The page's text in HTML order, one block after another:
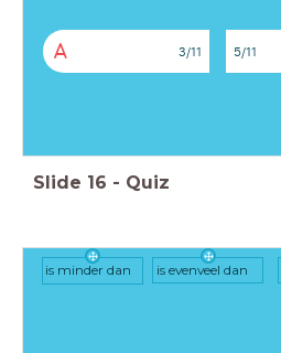
A 3/11 5/11
Slide 16 - Quiz
is minder dan is evenveel dan